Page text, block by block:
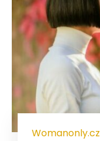
Womanonly.cz